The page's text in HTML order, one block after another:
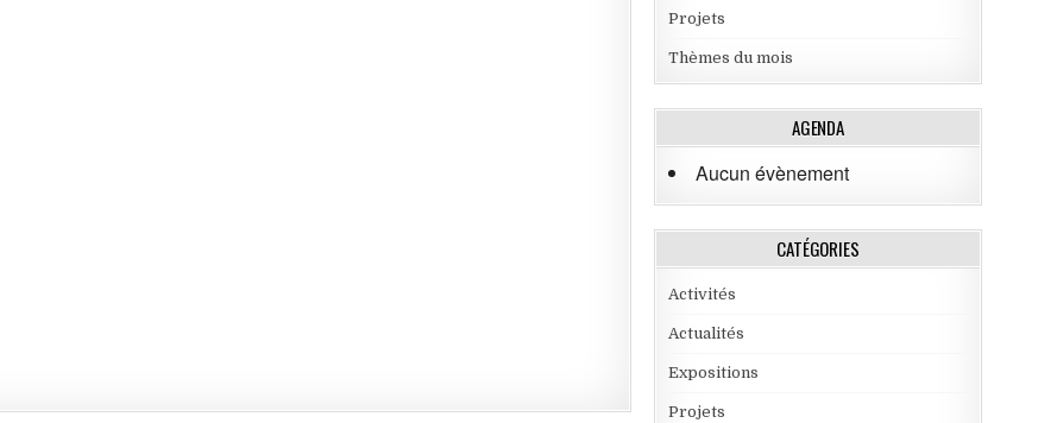
Projets
Thèmes du mois
AGENDA
Aucun évènement
CATÉGORIES
Activités
Actualités
Expositions
Projets